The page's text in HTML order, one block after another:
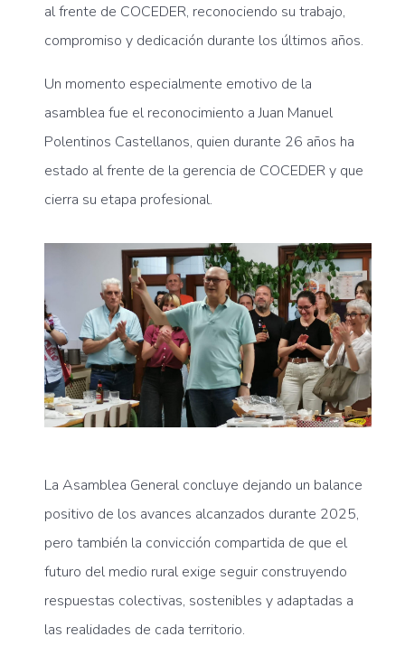
al frente de COCEDER, reconociendo su trabajo,
compromiso y dedicación durante los últimos años.
Un momento especialmente emotivo de la
asamblea fue el reconocimiento aJuan Manuel
Polentinos Castellanos, quien durante 26 años ha
estado al frente de la gerencia de COCEDERy que
cierra su etapa profesional.
La Asamblea General concluye dejando un balance
positivo de los avances alcanzados durante 2025,
pero también la convicción compartida de que el
futuro del medio rural exige seguir construyendo
respuestas colectivas, sostenibles y adaptadas a
las realidades de cada territorio.